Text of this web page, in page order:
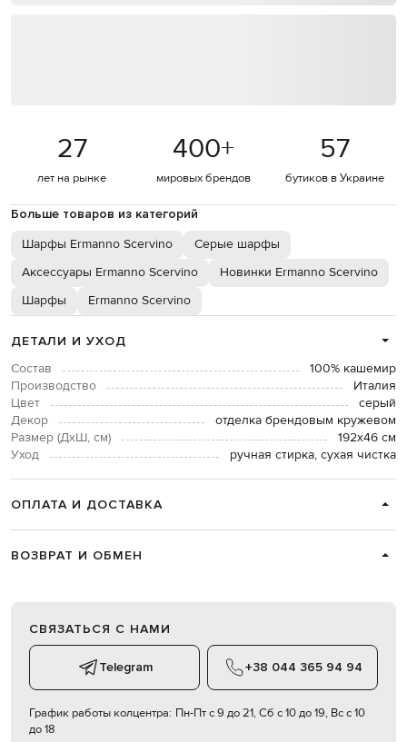
27
лет на рынке
400+
мировых брендов
57
бутиков в Украине
Больше товаров из категорий
Шарфы Ermanno Scervino
Серые шарфы
Аксессуары Ermanno Scervino
Новинки Ermanno Scervino
Шарфы
Ermanno Scervino
ДЕТАЛИ И УХОД
Состав
100% кашемир
Производство
Италия
Цвет
серый
Декор
отделка брендовым кружевом
Размер (ДхШ, см)
192х46 см
Уход
ручная стирка, сухая чистка
ОПЛАТА И ДОСТАВКА
ВОЗВРАТ И ОБМЕН
СВЯЗАТЬСЯ С НАМИ
Telegram +38 044 365 94 94
График работы колцентра: Пн-Пт с 9 до 21, Сб с 10 до 19, Вс с 10
до 18